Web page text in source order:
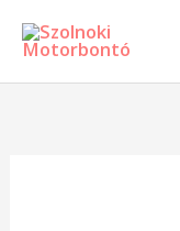
content